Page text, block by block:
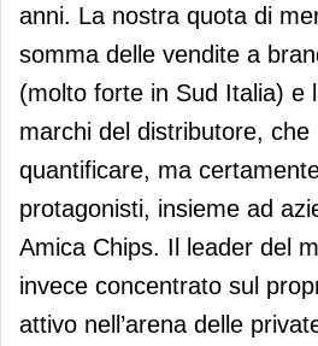
anni. La nostra quota di
somma delle vendite a
(molto forte in Sud Italia) e
marchi del distributore,
quantificare, ma
protagonisti, insieme ad
Amica Chips. Il leader del
invece concentrato sul
attivo nell’arena delle